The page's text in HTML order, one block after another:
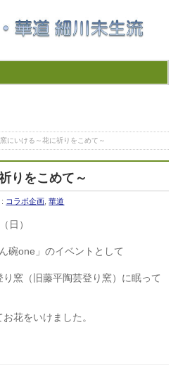
にいける～花に祈りをこめて～
りをこめて～
コラボ企画 ,華道
日）
碗one」のイベントとして
窯（旧藤平陶芸登り窯）に眠って
花をいけました。